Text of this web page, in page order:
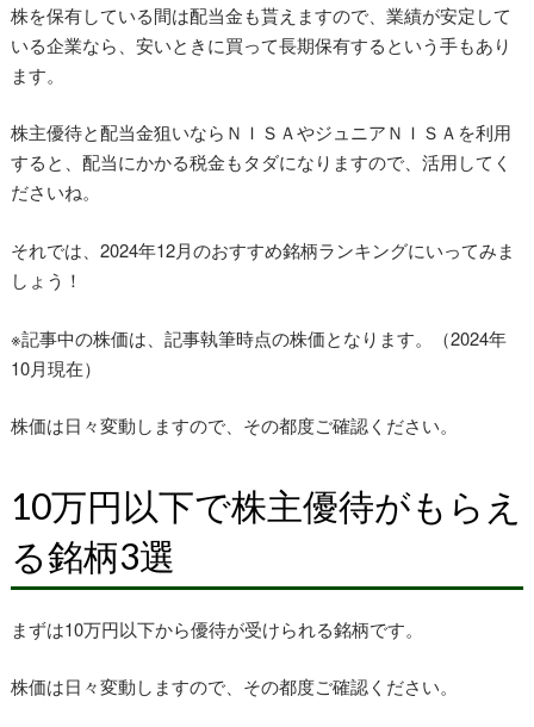
株を保有している間は配当金も貰えますので、業績が安定して
いる企業なら、安いときに買って長期保有するという手もあり
ます。
株主優待と配当金狙いならＮＩＳＡやジュニアＮＩＳＡを利用
すると、配当にかかる税金もタダになりますので、活用してく
ださいね。
それでは、2024年12月のおすすめ銘柄ランキングにいってみま
しょう！
※記事中の株価は、記事執筆時点の株価となります。（2024年
10月現在）
株価は日々変動しますので、その都度ご確認ください。
10万円以下で株主優待がもらえ
る銘柄3選
まずは10万円以下から優待が受けられる銘柄です。
株価は日々変動しますので、その都度ご確認ください。